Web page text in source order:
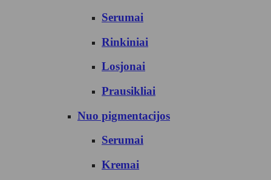
Serumai
Rinkiniai
Losjonai
Prausikliai
Nuo pigmentacijos
Serumai
Kremai